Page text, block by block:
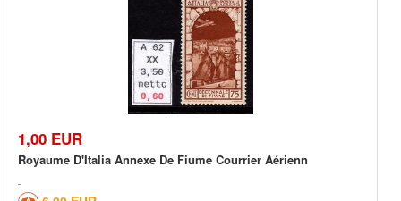
1,00 EUR
Royaume D'Italia Annexe De Fiume Courrier Aérienn